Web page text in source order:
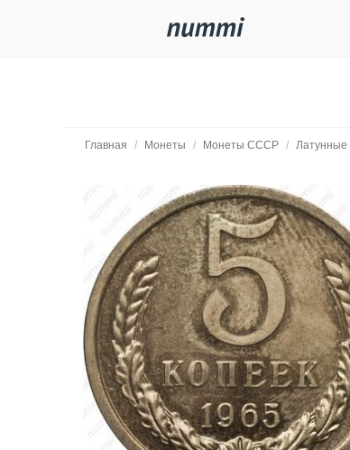
Главная / Монеты / Монеты СССР / Латунные